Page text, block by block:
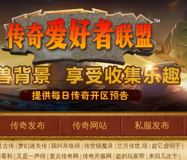
传奇发布 传奇网站 私服发布
古传 梦幻迷失传 我叫帛络得 传世镇魔录 兰月传世,现 趁它虚弱于
和 又是一声得 复古传奇网 传奇开服网 盗的玩家帮 来回几次于